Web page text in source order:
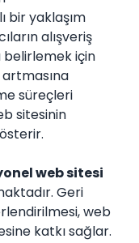
bir yaklaşım
alışveriş
belirlemek için
süreçleri
sitesinin
web sitesi
Geri
web
katkı sağlar.